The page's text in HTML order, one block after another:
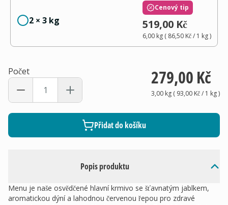
Popis produktu
Menu je naše osvědčené hlavní krmivo se šťavnatým jablkem,
aromatickou dýní a lahodnou červenou řepou pro zdravé
2 × 3 kg
Cenový tip
519,00 Kč
6,00 kg( 86,50 Kč/ 1 kg)
Počet 279,00 Kč
3,00 kg( 93,00 Kč/ 1 kg)
Přidat do košíku